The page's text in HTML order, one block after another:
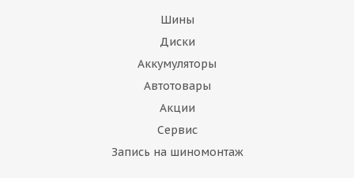
Шины
Диски
Аккумуляторы
Автотовары
Акции
Сервис
Запись на шиномонтаж